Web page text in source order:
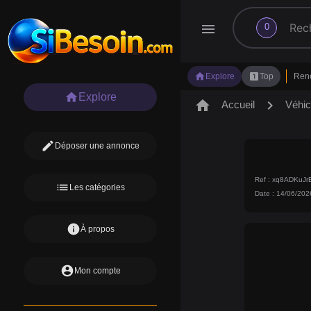
menu 0
search
home Explore looks_oneTop
home Explore
edit Déposer une annonce
list Les catégories
infoÀ propos
account_circle Mon compte
home Accueil chevron_right
Ref :
Date : 14/06/